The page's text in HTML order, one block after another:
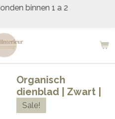
binnen 1 a 2
Organisch
dienblad | Zwart |
Sale!